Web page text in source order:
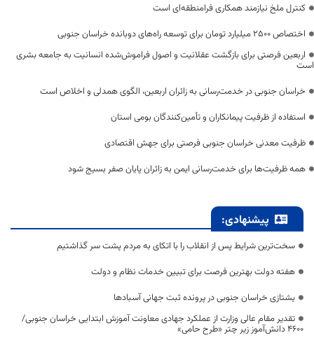
کنترل ملخ نیازمند همکاری فرامنطقه‌ای است
اختصاص 2500 میلیارد تومان برای توسعه راه‌های دوبانده خراسان جنوبی
اربعین فرصتی برای بازگشت عقلانیت و اصول فراموش‌شده انسانیت به جامعه بشری
است
خراسان جنوبی در خدمت‌رسانی به زائران اربعین، الگوی همدلی و اخلاص است
استفاده از ظرفیت پیمانکاران و تأمین‌کنندگان بومی استان
ظرفیت معدنی خراسان جنوبی فرصتی برای جهش اقتصادی
همه ظرفیت‌ها برای خدمت‌رسانی ایمن به زائران پایان صفر بسیج شود
پیشنهادی:
سخت‌ترین شرایط پس از انقلاب را با اتکای به مردم پشت سر گذاشتیم
هفته دولت بهترین فرصت برای تبیین خدمات نظام و دولت
یشتازی خراسان جنوبی در پرونده ثبت جهانی آسبادها
تقدیر مقام عالی وزارت از عملکرد جهادی معاونت آموزش ابتدایی خراسان جنوبی/
۴۶۰۰ دانش‌آموز زیر چتر «طرح حامی»